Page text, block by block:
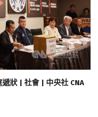
狀 | 社會 | 中央社 CNA